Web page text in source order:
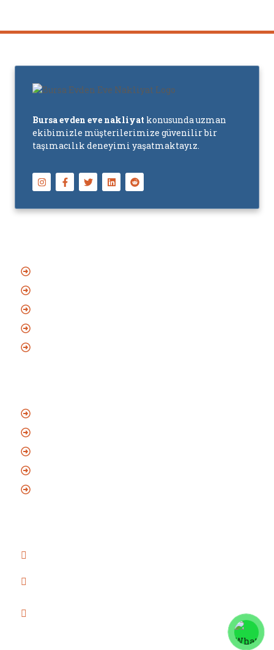
Bursa evden eve nakliyat konusunda uzman
ekibimizle müşterilerimize güvenilir bir
taşımacılık deneyimi yaşatmaktayız.